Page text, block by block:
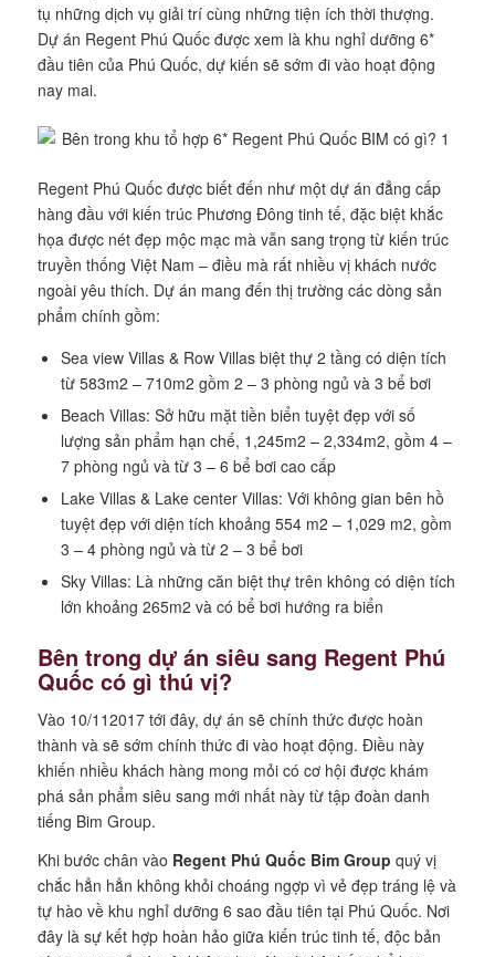
tụ những dịch vụ giải trí cùng những tiện ích thời thượng.
Dự án Regent Phú Quốc được xem là khu nghỉ dưỡng 6*
đầu tiên của Phú Quốc, dự kiến sẽ sớm đi vào hoạt động
nay mai.
Regent Phú Quốc được biết đến như một dự án đẳng cấp
hàng đầu với kiến trúc Phương Đông tinh tế, đặc biệt khắc
họa được nét đẹp mộc mạc mà vẫn sang trọng từ kiến trúc
truyền thống Việt Nam – điều mà rất nhiều vị khách nước
ngoài yêu thích. Dự án mang đến thị trường các dòng sản
phẩm chính gồm:
Sea view Villas & Row Villas biệt thự 2 tầng có diện tích
từ 583m2 – 710m2 gồm 2 – 3 phòng ngủ và 3 bể bơi
Beach Villas: Sở hữu mặt tiền biển tuyệt đẹp với số
lượng sản phẩm hạn chế, 1,245m2 – 2,334m2, gồm 4 –
7 phòng ngủ và từ 3 – 6 bể bơi cao cấp
Lake Villas & Lake center Villas: Với không gian bên hồ
tuyệt đẹp với diện tích khoảng 554 m2 – 1,029 m2, gồm
3 – 4 phòng ngủ và từ 2 – 3 bể bơi
Sky Villas: Là những căn biệt thự trên không có diện tích
lớn khoảng 265m2 và có bể bơi hướng ra biển
Bên trong dự án siêu sang Regent Phú
Quốc có gì thú vị?
Vào 10/112017 tới đây, dự án sẽ chính thức được hoàn
thành và sẽ sớm chính thức đi vào hoạt động. Điều này
khiến nhiều khách hàng mong mỏi có cơ hội được khám
phá sản phẩm siêu sang mới nhất này từ tập đoàn danh
tiếng Bim Group.
Khi bước chân vào Regent Phú Quốc Bim Group quý vị
chắc hẳn hẳn không khỏi choáng ngợp vì vẻ đẹp tráng lệ và
tự hào về khu nghỉ dưỡng 6 sao đầu tiên tại Phú Quốc. Nơi
đây là sự kết hợp hoàn hảo giữa kiến trúc tinh tế, độc bản